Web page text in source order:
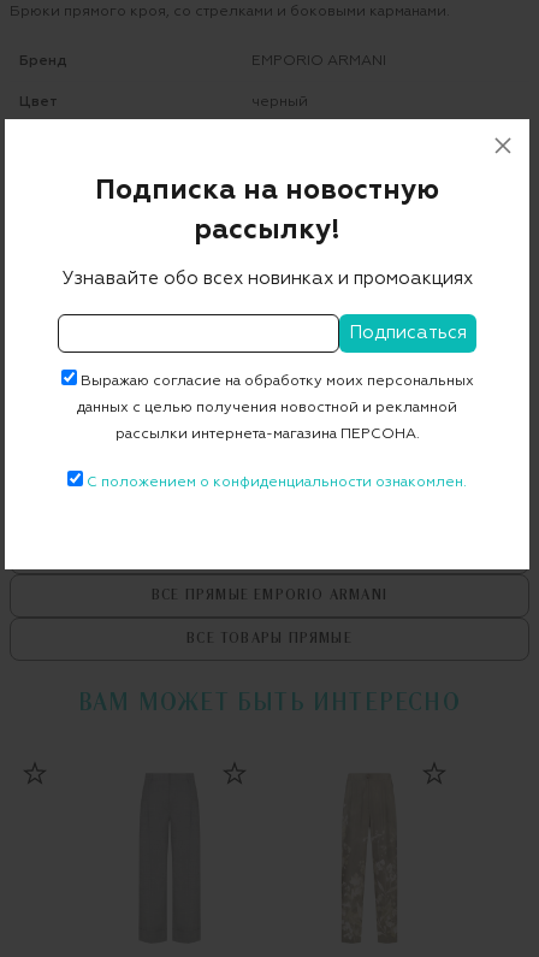
Брюки прямого кроя, со стрелками и боковыми карманами.
Бренд EMPORIO ARMANI
Цвет черный
Страна дизайна
Артикул 3Z2P63 2NYSZ
Бесплатная примерка в пункте выдачи
Примерка при доставке торговым представителем
ВСЕ ПРЯМЫЕ EMPORIO ARMANI
ВСЕ ТОВАРЫ ПРЯМЫЕ
ВАМ МОЖЕТ БЫТЬ ИНТЕРЕСНО
Подписка на новостную
рассылку!
Узнавайте обо всех новинках и промоакциях
Выражаю согласие на обработку моих персональных
данных с целью получения новостной и рекламной
рассылки интернета-магазина ПЕРСОНА.
С положением о конфиденциальности ознакомлен.